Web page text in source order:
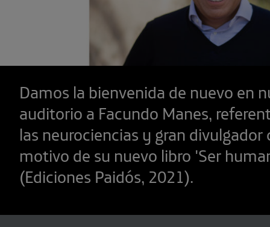
Damos la bienvenida de nuevo en
auditorio a Facundo Manes,
las neurociencias y gran
motivo de su nuevo libro 'Ser
(Ediciones Paidós, 2021).